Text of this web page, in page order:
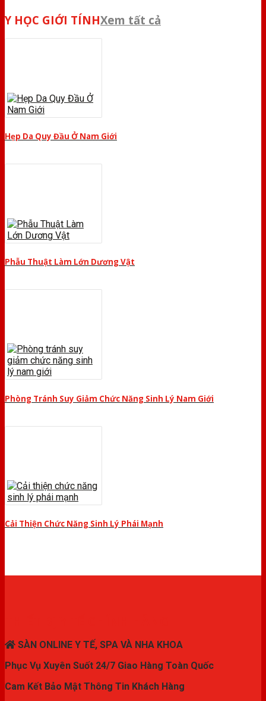
Y HỌC GIỚI TÍNHXem tất cả
Hẹp Da Quy Đầu Ở Nam Giới
Phẫu Thuật Làm Lớn Dương Vật
Phòng Tránh Suy Giảm Chức Năng Sinh Lý Nam Giới
Cải Thiện Chức Năng Sinh Lý Phái Mạnh
SÀN ONLINE Y TẾ, SPA VÀ NHA KHOA
Phục Vụ Xuyên Suốt 24/7 Giao Hàng Toàn Quốc
Cam Kết Bảo Mật Thông Tin Khách Hàng